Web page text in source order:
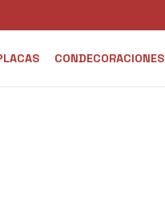
CONDECORACIONES